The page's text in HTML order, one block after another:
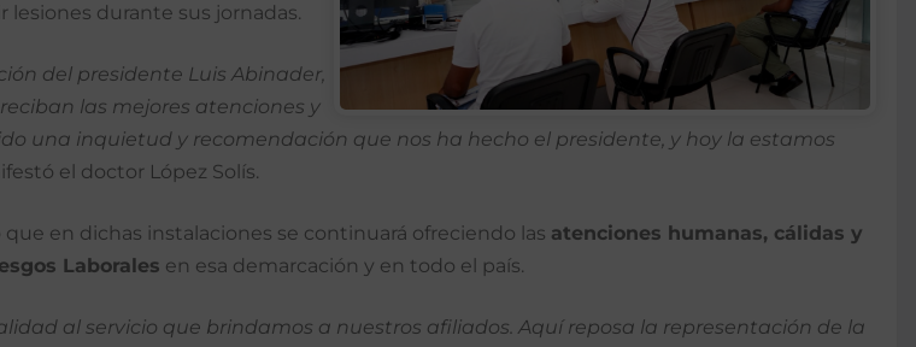
lesiones durante sus jornadas.
del presidente Luis Abinader,
las mejores atenciones y
una inquietud y recomendación que nos ha hecho el presidente, y hoy la estamos
el doctor López Solís.
que en dichas instalaciones se continuará ofreciendo las atenciones humanas, cálidas y
Laborales en esa demarcación y en todo el país.
al servicio que brindamos a nuestros afiliados. Aquí reposa la representación de la